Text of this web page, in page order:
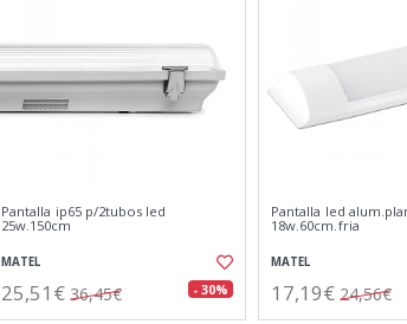
Pantalla ip65 p/2tubos led
25w.150cm
MATEL
25,51€ 36,45€ - 30%
Pantalla led
18w.60cm.fria
MATEL
17,19€ 24,56€